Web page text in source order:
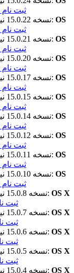
ثبت نام
نسخه 15.0.22نیازمندی سیستم: OS
ثبت نام
نسخه 15.0.21نیازمندی سیستم: OS
ثبت نام
نسخه 15.0.20نیازمندی سیستم: OS
ثبت نام
نسخه 15.0.17نیازمندی سیستم: OS
ثبت نام
نسخه 15.0.15نیازمندی سیستم: OS
ثبت نام
نسخه 15.0.14نیازمندی سیستم: OS
ثبت نام
نسخه 15.0.12نیازمندی سیستم: OS
ثبت نام
نسخه 15.0.11نیازمندی سیستم: OS
ثبت نام
نسخه 15.0.10نیازمندی سیستم: OS
ثبت نام
نسخه 15.0.8نیازمندی سیستم: OS X
ثبت
نسخه 15.0.7نیازمندی سیستم: OS X
ثبت
نسخه 15.0.6نیازمندی سیستم: OS X
ثبت
نسخه 15.0.5نیازمندی سیستم: OS X
ثبت
نسخه 15.0.4نیازمندی سیستم: OS X